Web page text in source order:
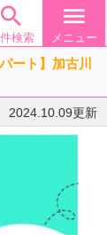

検索
menu
メニュー
ート】加古川
2024.10.09更新